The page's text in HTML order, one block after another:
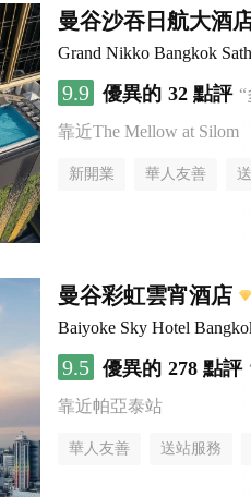
曼谷沙吞日航大酒
Grand Nikko Bangkok
9.9 優異的 32 點評
靠近The Mellow at Silom
新開業 華人友善
曼谷彩虹雲宵酒店
Baiyoke Sky Hotel
9.5 優異的 278 點評
靠近帕亞泰站
華人友善 送站服務